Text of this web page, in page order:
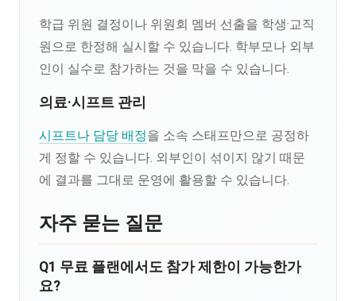
학급 위원 결정이나 위원회 멤버 선출을 학생·교직
원으로 한정해 실시할 수 있습니다. 학부모나 외부
인이 실수로 참가하는 것을 막을 수 있습니다.
의료·시프트 관리
시프트나 담당 배정을 소속 스태프만으로 공정하
게 정할 수 있습니다. 외부인이 섞이지 않기 때문
에 결과를 그대로 운영에 활용할 수 있습니다.
자주 묻는 질문
Q1 무료 플랜에서도 참가 제한이 가능한가
요?